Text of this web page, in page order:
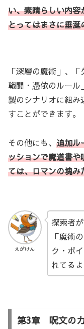
い、素晴らしい内容
とってはまさに垂涎
「深層の魔術」、
戦闘・憑依のルー
製のシナリオに組み
すことができます。
その他にも、 追加ル
ッションで魔道書や
ては、ロマンの塊み
えがけん
探索者
「魔術
ク・ポ
れてる
第3章 呪文の